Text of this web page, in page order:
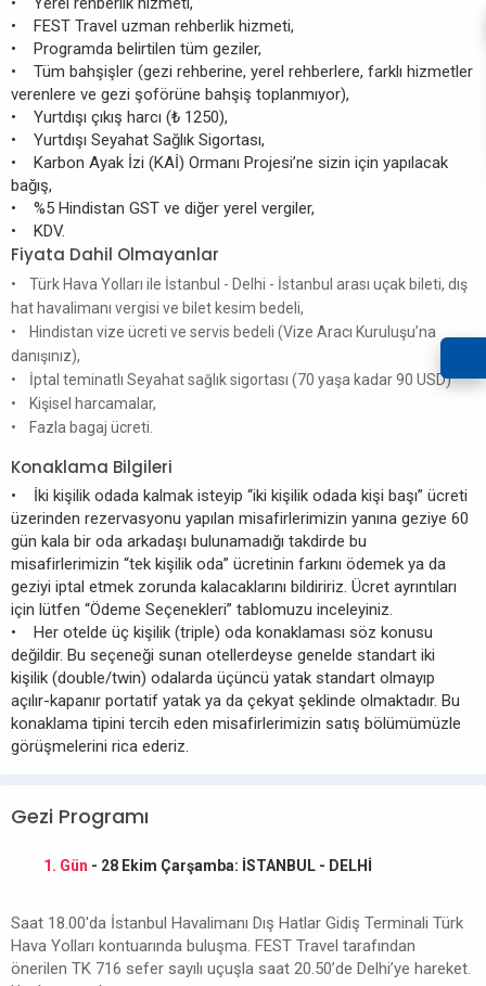
• FEST Travel uzman rehberlik hizmeti,
• Programda belirtilen tüm geziler,
• Tüm bahşişler (gezi rehberine, yerel rehberlere, farklı hizmetler
verenlere ve gezi şoförüne bahşiş toplanmıyor),
• Yurtdışı çıkış harcı (₺ 1250),
• Yurtdışı Seyahat Sağlık Sigortası,
• Karbon Ayak İzi (KAİ) Ormanı Projesi’ne sizin için yapılacak
bağış,
• %5 Hindistan GST ve diğer yerel vergiler,
• KDV.
Fiyata Dahil Olmayanlar
• Türk Hava Yolları ile İstanbul - Delhi - İstanbul arası uçak bileti, dış
hat havalimanı vergisi ve bilet kesim bedeli,
• Hindistan vize ücreti ve servis bedeli (Vize Aracı Kuruluşu’na
danışınız),
• İptal teminatlı Seyahat sağlık sigortası (70 yaşa kadar 90 USD)
• Kişisel harcamalar,
• Fazla bagaj ücreti.
Konaklama Bilgileri
• İki kişilik odada kalmak isteyip “iki kişilik odada kişi başı” ücreti
üzerinden rezervasyonu yapılan misafirlerimizin yanına geziye 60
gün kala bir oda arkadaşı bulunamadığı takdirde bu
misafirlerimizin “tek kişilik oda” ücretinin farkını ödemek ya da
geziyi iptal etmek zorunda kalacaklarını bildiririz. Ücret ayrıntıları
için lütfen “Ödeme Seçenekleri” tablomuzu inceleyiniz.
• Her otelde üç kişilik (triple) oda konaklaması söz konusu
değildir. Bu seçeneği sunan otellerdeyse genelde standart iki
kişilik (double/twin) odalarda üçüncü yatak standart olmayıp
açılır-kapanır portatif yatak ya da çekyat şeklinde olmaktadır. Bu
konaklama tipini tercih eden misafirlerimizin satış bölümümüzle
görüşmelerini rica ederiz.
Gezi Programı
1. Gün - 28 Ekim Çarşamba: İSTANBUL - DELHİ
Saat 18.00'da İstanbul Havalimanı Dış Hatlar Gidiş Terminali Türk
Hava Yolları kontuarında buluşma. FEST Travel tarafından
önerilen TK 716 sefer sayılı uçuşla saat 20.50’de Delhi’ye hareket.